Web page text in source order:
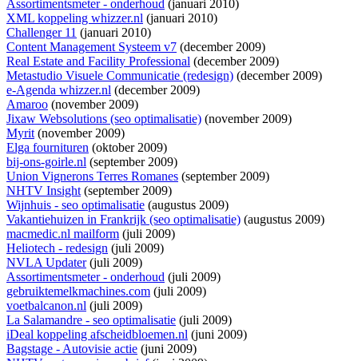
Assortimentsmeter - onderhoud (januari 2010)
XML koppeling whizzer.nl (januari 2010)
Challenger 11 (januari 2010)
Content Management Systeem v7 (december 2009)
Real Estate and Facility Professional (december 2009)
Metastudio Visuele Communicatie (redesign) (december 2009)
e-Agenda whizzer.nl (december 2009)
Amaroo (november 2009)
Jixaw Websolutions (seo optimalisatie) (november 2009)
Myrit(november 2009)
Elga fournituren (oktober 2009)
bij-ons-goirle.nl (september 2009)
Union Vignerons Terres Romanes (september 2009)
NHTV Insight(september 2009)
Wijnhuis - seo optimalisatie (augustus 2009)
Vakantiehuizen in Frankrijk (seo optimalisatie) (augustus 2009)
macmedic.nl mailform (juli 2009)
Heliotech - redesign (juli 2009)
NVLA Updater(juli 2009)
Assortimentsmeter - onderhoud (juli 2009)
gebruiktemelkmachines.com (juli 2009)
voetbalcanon.nl (juli 2009)
La Salamandre - seo optimalisatie (juli 2009)
iDeal koppeling afscheidbloemen.nl (juni 2009)
Bagstage - Autovisie actie (juni 2009)